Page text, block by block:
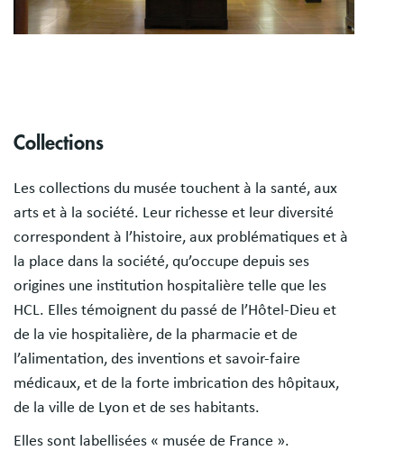
Collections
Les collections du musée touchent à la santé, aux
arts et à la société. Leur richesse et leur diversité
correspondent à l’histoire, aux problématiques et à
la place dans la société, qu’occupe depuis ses
origines une institution hospitalière telle que les
HCL. Elles témoignent du passé de l’Hôtel-Dieu et
de la vie hospitalière, de la pharmacie et de
l’alimentation, des inventions et savoir-faire
médicaux, et de la forte imbrication des hôpitaux,
de la ville de Lyon et de ses habitants.
Elles sont labellisées « musée de France ».